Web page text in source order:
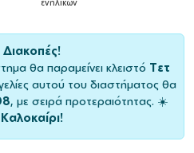
θα παραμείνει κλειστό Τετ
αυτού του διαστήματος θα
, με σειρά προτεραιότητας. ☀️